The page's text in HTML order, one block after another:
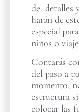
de detalles
harán de
especial
niños o
Contarás
del paso a
momento,
estructura
colocar las